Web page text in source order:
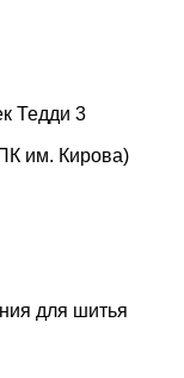
Тедди 3
им. Кирова)
для шитья